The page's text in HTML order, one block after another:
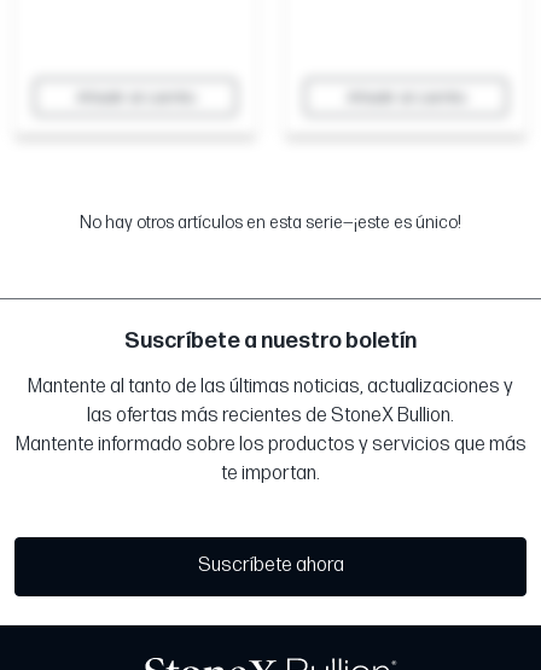
No hay otros artículos en esta serie—¡este es único!
Suscríbete a nuestro boletín
Mantente al tanto de las últimas noticias, actualizaciones y
las ofertas más recientes de StoneX Bullion.
Mantente informado sobre los productos y servicios que más
te importan.
Suscríbete ahora